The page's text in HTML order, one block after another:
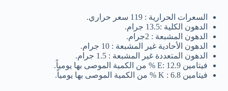
السعرات الحرارية : 119 سعر حراري.
الدهون الكلية :13.5 جرام.
الدهون المشبعة : 2جرام.
الدهون الأحادية غير المشبعة : 10 جرام.
الدهون المتعددة غير المشبعة : 1.5 جرام.
فيتامين E: 12.9 % من الكمية الموصى بها يومياً.
فيتامين K : 6.8 % من الكمية الموصى بها يومياً.